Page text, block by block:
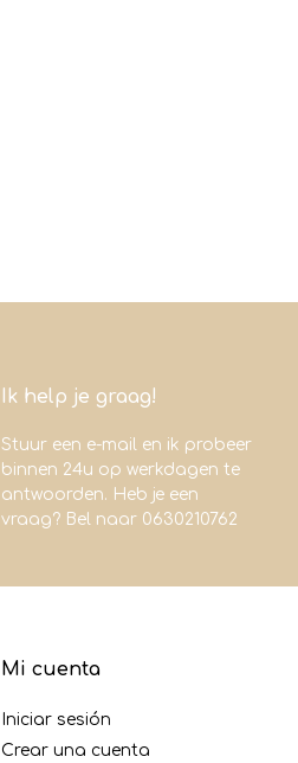
Ik help je graag!
Stuur een e-mail en ik probeer
binnen 24u op werkdagen te
antwoorden. Heb je een
vraag? Bel naar 0630210762
Mi cuenta
Iniciar sesión
Crear una cuenta